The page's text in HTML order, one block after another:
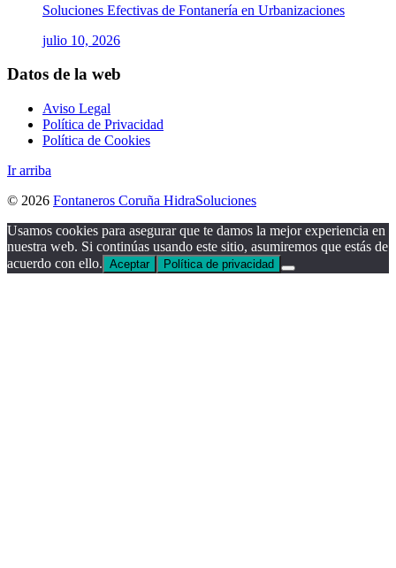
Soluciones Efectivas de Fontanería en Urbanizaciones
julio 10, 2026
Datos de la web
Aviso Legal
Política de Privacidad
Política de Cookies
Ir arriba
© 2026 Fontaneros Coruña HidraSoluciones
Usamos cookies para asegurar que te damos la mejor experiencia en
nuestra web. Si continúas usando este sitio, asumiremos que estás de
acuerdo con ello. Aceptar Política de privacidad